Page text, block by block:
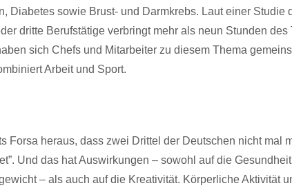
Diabetes sowie Brust- und Darmkrebs. Laut einer Studie
dritte Berufstätige verbringt mehr als neun Stunden des
sich Chefs und Mitarbeiter zu diesem Thema
Arbeit und Sport.
Forsa heraus, dass zwei Drittel der Deutschen nicht mal
Und das hat Auswirkungen – sowohl auf die
– als auch auf die Kreativität. Körperliche Aktivität